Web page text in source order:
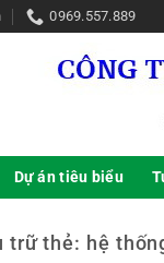
0969.557.889
Dự án tiêu biểu
trữ thẻ: hệ